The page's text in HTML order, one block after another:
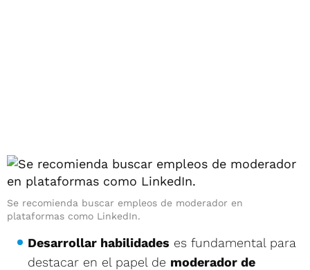
Se recomienda buscar empleos de moderador en
plataformas como LinkedIn.
Desarrollar habilidades es fundamental para
destacar en el papel de moderador de